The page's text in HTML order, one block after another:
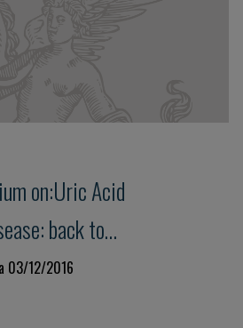
on:Uric Acid
back to
03/12/2016